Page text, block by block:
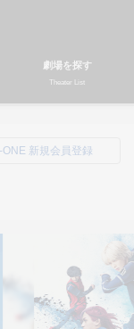
劇場を探す
Theater List
ONE 新規会員登録